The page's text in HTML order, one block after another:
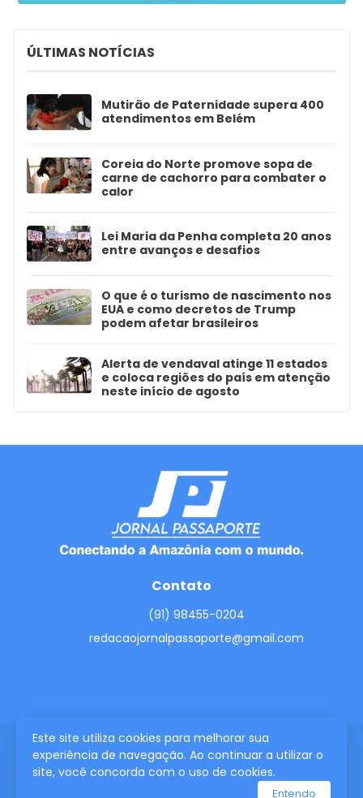
ÚLTIMAS NOTÍCIAS
Mutirão de Paternidade supera 400
atendimentos em Belém
Coreia do Norte promove sopa de
carne de cachorro para combater o
calor
Lei Maria da Penha completa 20 anos
entre avanços e desafios
O que é o turismo de nascimento nos
EUA e como decretos de Trump
podem afetar brasileiros
Alerta de vendaval atinge 11 estados
e coloca regiões do país em atenção
neste início de agosto
Este site utiliza cookies para melhorar sua
experiência de navegação. Ao continuar a utilizar o
site, você concorda com o uso de cookies.
Entendo
Contato
(91) 98455-0204
redacaojornalpassaporte@gmail.com
2026 © Todos os direitos reservados.